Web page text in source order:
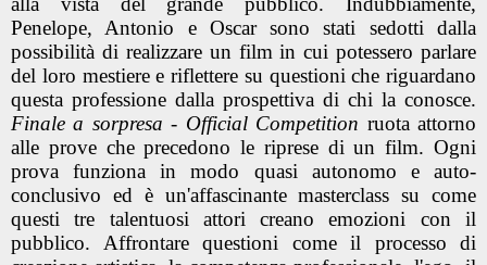
Penelope, Antonio e Oscar sono stati sedotti dalla
possibilità di realizzare un film in cui potessero parlare
del loro mestiere e riflettere su questioni che riguardano
questa professione dalla prospettiva di chi la conosce.
Finale a sorpresa - Official Competition ruota attorno
alle prove che precedono le riprese di un film. Ogni
prova funziona in modo quasi autonomo e auto-
conclusivo ed è un'affascinante masterclass su come
questi tre talentuosi attori creano emozioni con il
pubblico. Affrontare questioni come il processo di